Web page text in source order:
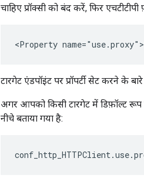
चाहिए प्रॉक्सी को बंद करें, फिर
<Property
टारगेट एंडपॉइंट पर प्रॉपर्टी सेट करने के
अगर आपको किसी टारगेट में डिफ़ॉल्ट रूप
नीचे बताया गया है: